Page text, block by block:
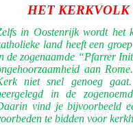
HET
in Oostenrijk wordt het
land heeft een
de zogenaamde “Pfarrer
aan
niet snel genoeg
in de
vind je bijvoorbeeld
te bidden voor